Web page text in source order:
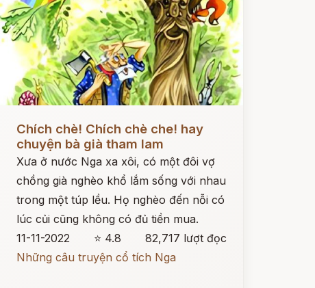
Chích chè! Chích chè che! hay
chuyện bà già tham lam
Xưa ở nước Nga xa xôi, có một đôi vợ
chồng già nghèo khổ lắm sống với nhau
trong một túp lều. Họ nghèo đến nỗi có
lúc củi cũng không có đủ tiền mua.
11-11-2022
⭐ 4.8
82,717 lượt đọc
Những câu truyện cổ tích Nga